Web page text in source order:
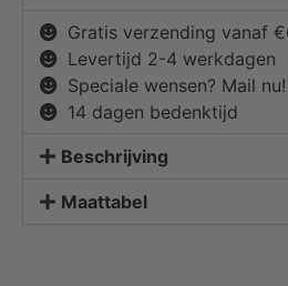
Gratis verzending vanaf
Levertijd 2-4 werkdagen
Speciale wensen? Mail nu!
14 dagen bedenktijd
Beschrijving
Maattabel